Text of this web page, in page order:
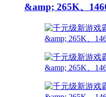
&amp; 265K、